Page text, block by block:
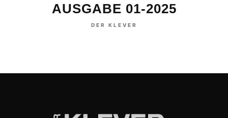
AUSGABE 01-2025
DER KLEVER